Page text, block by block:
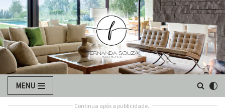
Pular
para
o
conteúdo
MENU
Continua após a publicidade..